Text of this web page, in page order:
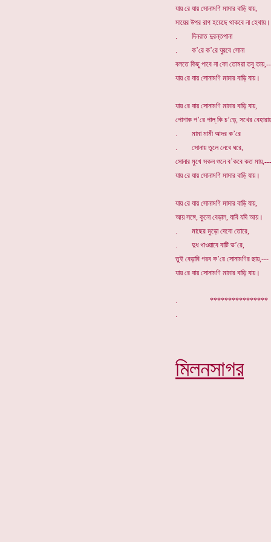
যায় রে যায় সোনামণি মামার বাড়ি যায়,
মায়ের উপর রাগ হয়েছে থাকবে না হেথায়।
. দিনরাত দুরন্তপানা
. ক’রে ক’রে ঘুরবে সোনা
বলতে কিছু পাবে না কো তোমরা তবু
যায় রে যায় সোনামণি মামার বাড়ি যায়।
যায় রে যায় সোনামণি মামার বাড়ি যায়,
পোশাক প’রে পাল্ কি চ’ড়ে, সখের
. মামা মামী আদর ক’রে
. সোনায় তুলে নেবে ঘরে,
সোনার মুখে সকল শুনে ব’কবে কত মায়,---
যায় রে যায় সোনামণি মামার বাড়ি যায়।
যায় রে যায় সোনামণি মামার বাড়ি যায়,
আয় সঙ্গে, কুনো বেড়াল, যাবি যদি আয়।
. মাছের মুড়ো দেবো তোরে,
. দুধ খাওয়াবে বাটি ভ’রে,
তুই বেড়াবি গরব ক’রে সোনামণির ছায়,---
যায় রে যায় সোনামণি মামার বাড়ি যায়।
.
মিলনসাগর